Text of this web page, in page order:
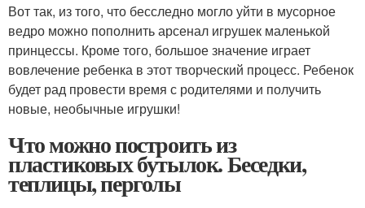
Вот так, из того, что бесследно могло уйти в мусорное
ведро можно пополнить арсенал игрушек маленькой
принцессы. Кроме того, большое значение играет
вовлечение ребенка в этот творческий процесс. Ребенок
будет рад провести время с родителями и получить
новые, необычные игрушки!
Что можно построить из
пластиковых бутылок. Беседки,
теплицы, перголы